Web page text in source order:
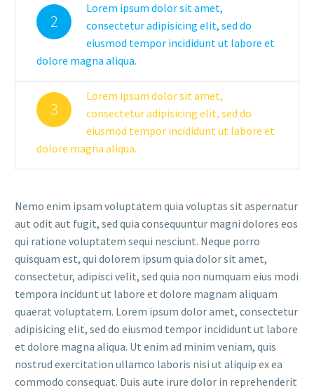
2
Lorem ipsum dolor sit amet,
consectetur adipisicing elit, sed do
eiusmod tempor incididunt ut labore et
dolore magna aliqua.
3
Lorem ipsum dolor sit amet,
consectetur adipisicing elit, sed do
eiusmod tempor incididunt ut labore et
dolore magna aliqua.
Nemo enim ipsam voluptatem quia voluptas sit aspernatur
aut odit aut fugit, sed quia consequuntur magni dolores eos
qui ratione voluptatem sequi nesciunt. Neque porro
quisquam est, qui dolorem ipsum quia dolor sit amet,
consectetur, adipisci velit, sed quia non numquam eius modi
tempora incidunt ut labore et dolore magnam aliquam
quaerat voluptatem. Lorem ipsum dolor amet, consectetur
adipisicing elit, sed do eiusmod tempor incididunt ut labore
et dolore magna aliqua. Ut enim ad minim veniam, quis
nostrud exercitation ullamco laboris nisi ut aliquip ex ea
commodo consequat. Duis aute irure dolor in reprehenderit